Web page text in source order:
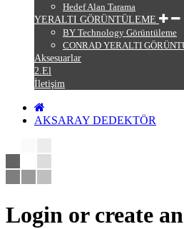
Hedef Alan Tarama
YERALTI GÖRÜNTÜLEME
BY Technology Görüntüleme
CONRAD YERALTI
Aksesuarlar
2.El
İletişim
AKSARAY DEDEKTÖR
Login or create